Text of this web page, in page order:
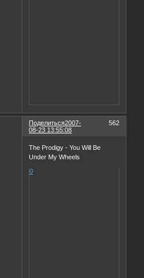
Поделиться 562
2007-
08-23 13:55:08
The Prodigy - You Will Be
Under My Wheels
0